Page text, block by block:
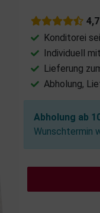
Konditorei
Individuell
Lieferung
Abholung,
Abholung ab
Wunschtermin